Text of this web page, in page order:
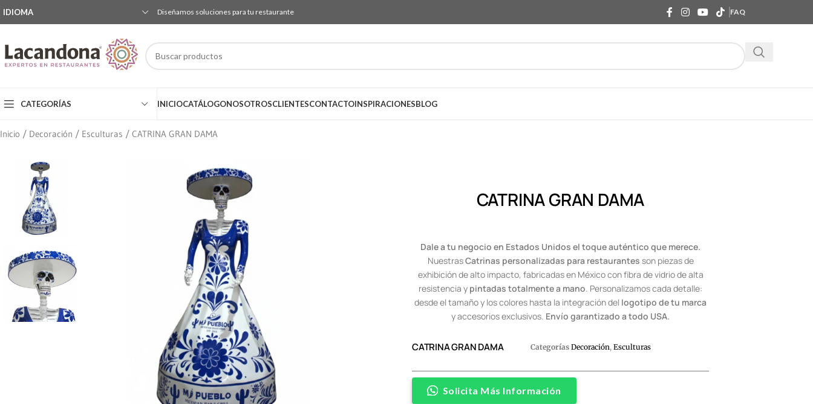
IDIOMA Diseñamos soluciones para tu restaurante FAQ
CATEGORÍAS INICIOCATÁLOGONOSOTROSCLIENTESCONTACTOINSPIRACIONESBLOG
Inicio Decoración Esculturas CATRINA GRAN DAMA
CATRINA GRAN DAMA
Dale a tu negocio en Estados Unidos el toque auténtico que merece.
NuestrasCatrinas personalizadas para restaurantes son piezas de
exhibición de alto impacto, fabricadas en México con fibra de vidrio de alta
resistencia y pintadas totalmente a mano. Personalizamos cada detalle:
desde el tamaño y los colores hasta la integración del logotipo de tu marca
y accesorios exclusivos. Envío garantizado a todo USA.
CATRINA GRAN DAMA Categorías Decoración, Esculturas
Solicita Más Información